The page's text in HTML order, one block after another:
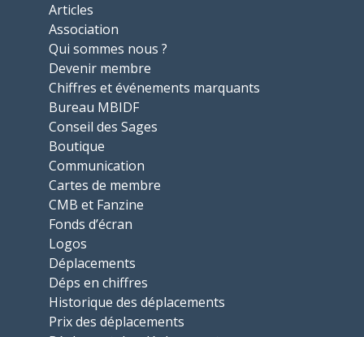
Articles
Association
Qui sommes nous ?
Devenir membre
Chiffres et événements marquants
Bureau MBIDF
Conseil des Sages
Boutique
Communication
Cartes de membre
CMB et Fanzine
Fonds d’écran
Logos
Déplacements
Déps en chiffres
Historique des déplacements
Prix des déplacements